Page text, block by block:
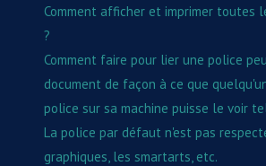
Comment afficher et imprimer toutes
?
Comment faire pour lier une police
document de façon à ce que
police sur sa machine puisse le voir
La police par défaut n'est pas
graphiques, les smartarts, etc.